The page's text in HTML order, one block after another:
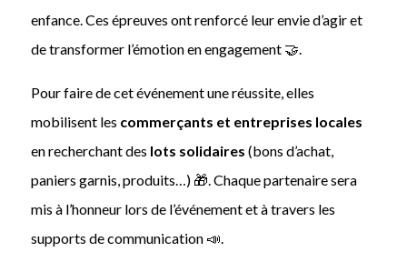
enfance. Ces épreuves ont renforcé leur envie d’agir et
de transformer l’émotion en engagement 🤝.
Pour faire de cet événement une réussite, elles
mobilisent les commerçants et entreprises locales
en recherchant des lots solidaires (bons d’achat,
paniers garnis, produits…) 🎁. Chaque partenaire sera
mis à l’honneur lors de l’événement et à travers les
supports de communication 📣.